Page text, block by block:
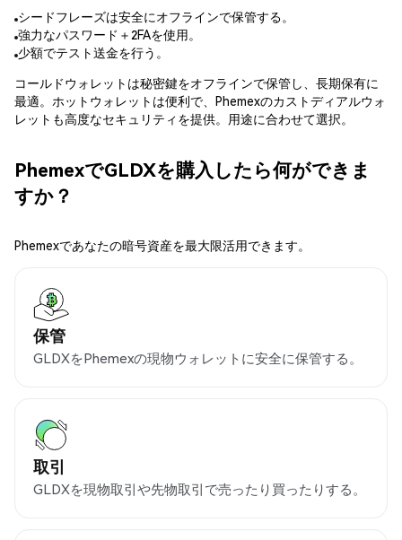
シードフレーズは安全にオフラインで保管する。
強力なパスワード＋2FAを使用。
少額でテスト送金を行う。
コールドウォレットは秘密鍵をオフラインで保管し、長期保有に
最適。ホットウォレットは便利で、Phemexのカストディアルウォ
レットも高度なセキュリティを提供。用途に合わせて選択。
PhemexでGLDXを購入したら何ができま
すか？
Phemexであなたの暗号資産を最大限活用できます。
保管
GLDXをPhemexの現物ウォレットに安全に保管する。
取引
GLDXを現物取引や先物取引で売ったり買ったりする。